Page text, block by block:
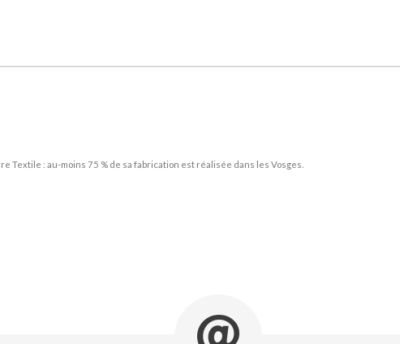
: au-moins 75 % de sa fabrication est réalisée dans les Vosges.